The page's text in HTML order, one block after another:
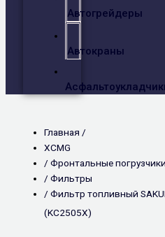
Автогрейдеры
Автокраны
Главная /
XCMG
/ Фронтальные погрузчики
/ Фильтры
/ Фильтр топливный
(KC2505X)